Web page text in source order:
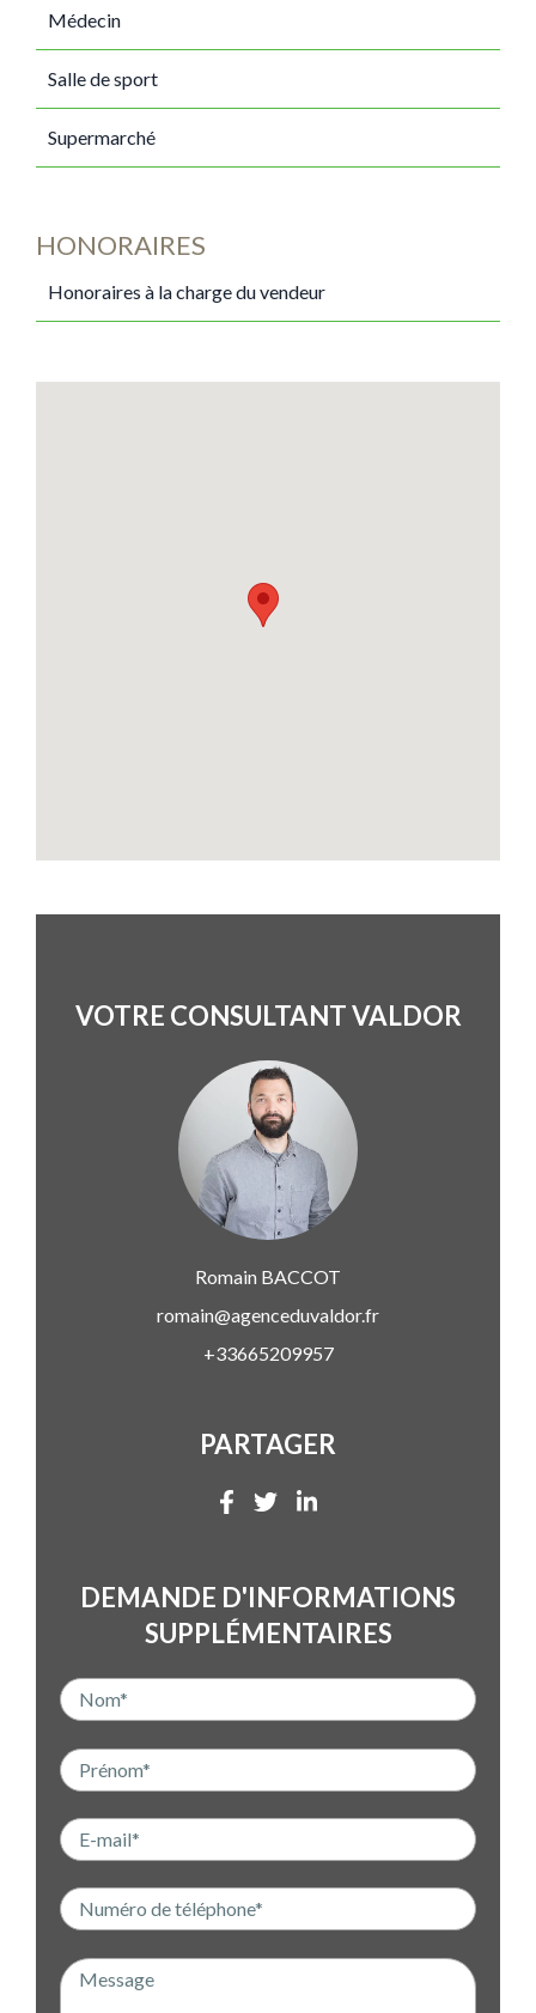
Médecin
Salle de sport
Supermarché
HONORAIRES
Honoraires à la charge du vendeur
VOTRE CONSULTANT VALDOR
Romain BACCOT
romain@agenceduvaldor.fr
+33665209957
PARTAGER
DEMANDE D'INFORMATIONS
SUPPLÉMENTAIRES